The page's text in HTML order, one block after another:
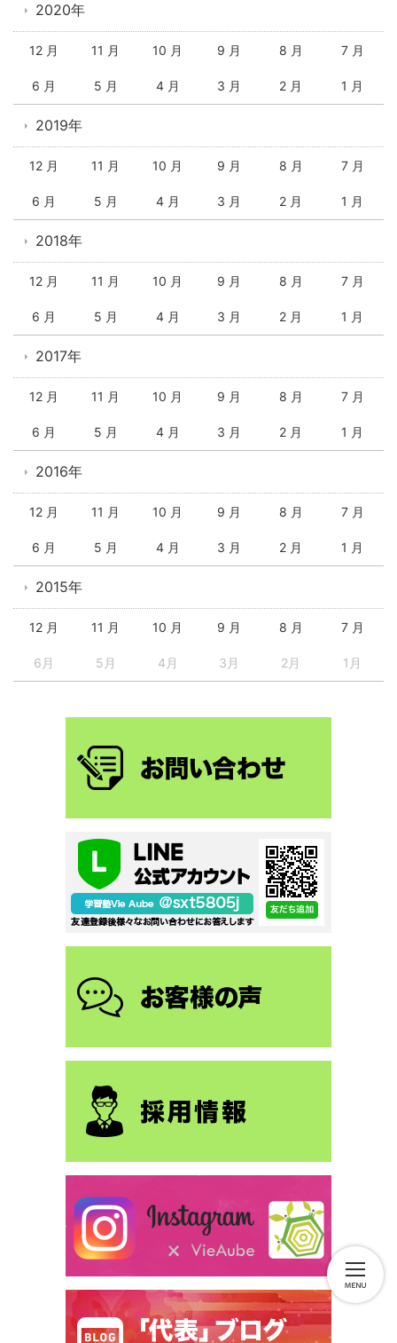
2020年
12 月 11 月 10 月 9 月 8 月 7 月
6 月 5 月 4 月 3 月 2 月 1 月
2019年
12 月 11 月 10 月 9 月 8 月 7 月
6 月 5 月 4 月 3 月 2 月 1 月
2018年
12 月 11 月 10 月 9 月 8 月 7 月
6 月 5 月 4 月 3 月 2 月 1 月
2017年
12 月 11 月 10 月 9 月 8 月 7 月
6 月 5 月 4 月 3 月 2 月 1 月
2016年
12 月 11 月 10 月 9 月 8 月 7 月
6 月 5 月 4 月 3 月 2 月 1 月
2015年
12 月 11 月 10 月 9 月 8 月 7 月
6月 5月 4月 3月 2月 1月